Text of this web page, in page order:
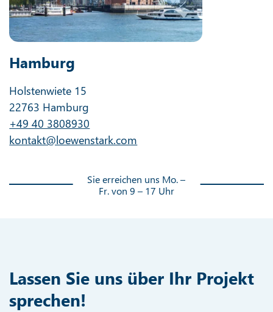
Hamburg
Holstenwiete 15
22763 Hamburg
+49 40 3808930
kontakt@loewenstark.com
Sie erreichen uns Mo. –
Fr. von 9 – 17 Uhr
Lassen Sie uns über Ihr Projekt
sprechen!